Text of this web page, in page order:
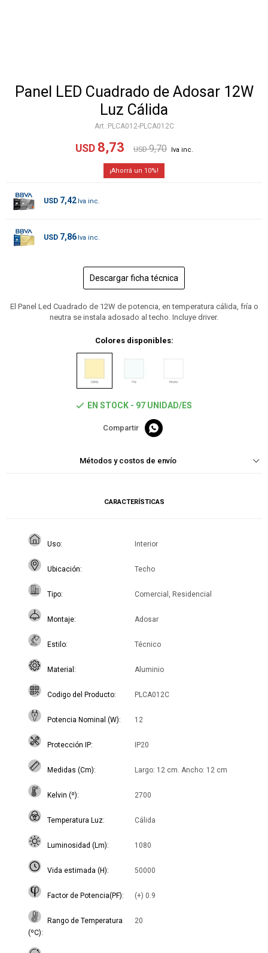
Panel LED Cuadrado de Adosar 12W
Luz Cálida
PLCA012-PLCA012C
USD 8,73 USD 9,70
10
USD 7,42
USD 7,86
Descargar ficha técnica
El Panel Led Cuadrado de 12W de potencia, en temperatura cálida, fría o
neutra se instala adosado al techo. Incluye driver.
Colores disponibles:
EN STOCK - 97 UNIDAD/ES

Métodos y costos de envío
CARACTERÍSTICAS
Uso Interior
Ubicación Techo
Tipo Comercial, Residencial
Montaje Adosar
Estilo Técnico
Material Aluminio
Codigo del Producto PLCA012C
Potencia Nominal (W) 12
Protección IP IP20
Medidas (Cm) Largo: 12 cm. Ancho: 12 cm
Kelvin (º) 2700
Temperatura Luz Cálida
Luminosidad (Lm) 1080
Vida estimada (H) 50000
Factor de Potencia(PF) (+) 0.9
Rango de Temperatura
(ºC)
20